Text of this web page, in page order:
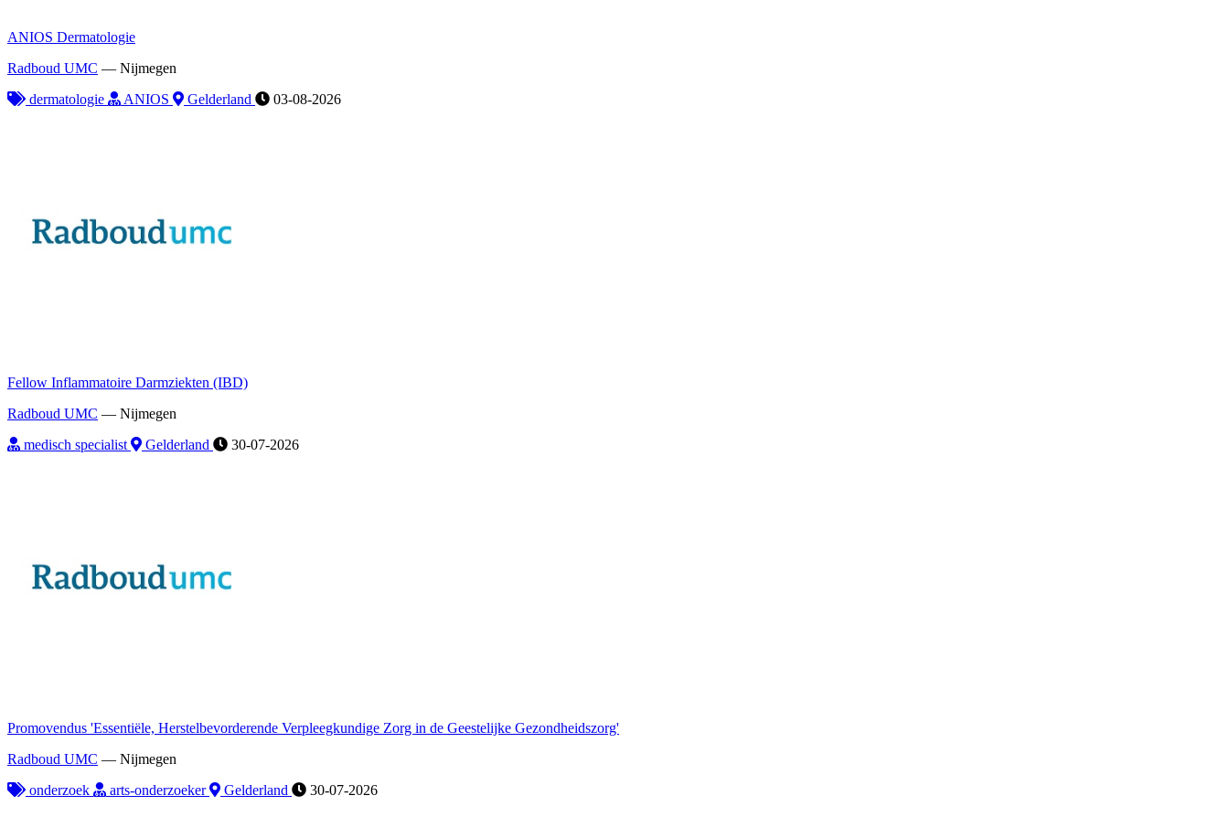
ANIOS Dermatologie
Radboud UMC — Nijmegen
dermatologie
ANIOS Gelderland 03-08-2026
Fellow Inflammatoire Darmziekten (IBD)
Radboud UMC — Nijmegen
medisch specialist
Gelderland 30-07-2026
Promovendus 'Essentiële, Herstelbevorderende Verpleegkundige Zorg in de Geestelijke Gezondheidszorg'
Radboud UMC — Nijmegen
onderzoek
arts-onderzoeker Gelderland 30-07-2026